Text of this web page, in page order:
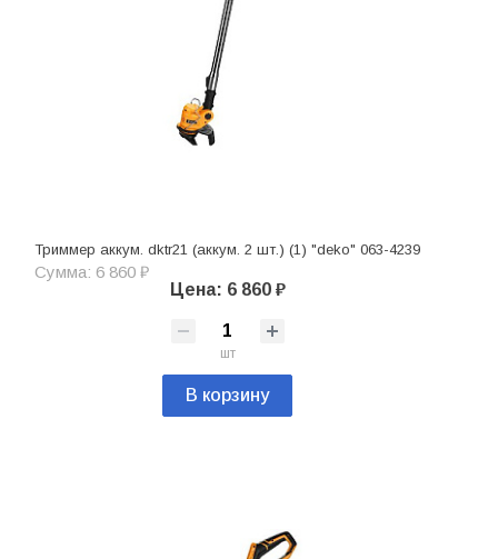
Триммер аккум. dktr21 (аккум. 2 шт.) (1) "deko" 063-4239
Сумма: 6 860 ₽
Цена: 6 860 ₽
шт
В корзину